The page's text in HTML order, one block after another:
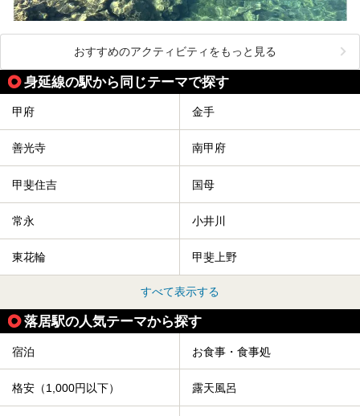
おすすめのアクティビティをもっと見る
身延線の駅から同じテーマで探す
甲府 金手
善光寺 南甲府
甲斐住吉 国母
常永 小井川
東花輪 甲斐上野
すべて表示する
落居駅の人気テーマから探す
宿泊 お食事・食事処
格安（1,000円以下） 露天風呂